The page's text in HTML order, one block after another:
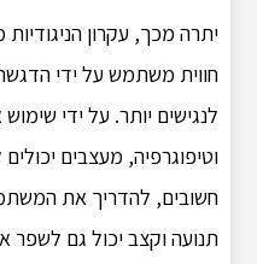
יתרה מכך, עקרון
חווית משתמש על ידי
לנגישים יותר. על ידי
וטיפוגרפיה, מעצבים
חשובים, להדריך את
תנועה וקצב יכול גם